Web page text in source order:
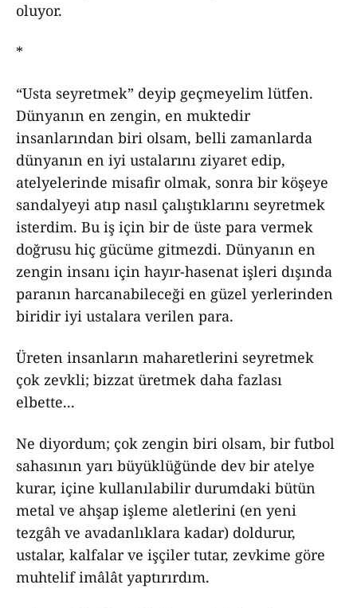
oluyor.
*
“Usta seyretmek” deyip geçmeyelim lütfen.
Dünyanın en zengin, en muktedir
insanlarından biri olsam, belli zamanlarda
dünyanın en iyi ustalarını ziyaret edip,
atelyelerinde misafir olmak, sonra bir köşeye
sandalyeyi atıp nasıl çalıştıklarını seyretmek
isterdim. Bu iş için bir de üste para vermek
doğrusu hiç gücüme gitmezdi. Dünyanın en
zengin insanı için hayır-hasenat işleri dışında
paranın harcanabileceği en güzel yerlerinden
biridir iyi ustalara verilen para.
Üreten insanların maharetlerini seyretmek
çok zevkli; bizzat üretmek daha fazlası
elbette...
Ne diyordum; çok zengin biri olsam, bir futbol
sahasının yarı büyüklüğünde dev bir atelye
kurar, içine kullanılabilir durumdaki bütün
metal ve ahşap işleme aletlerini (en yeni
tezgâh ve avadanlıklara kadar) doldurur,
ustalar, kalfalar ve işçiler tutar, zevkime göre
muhtelif imâlât yaptırırdım.